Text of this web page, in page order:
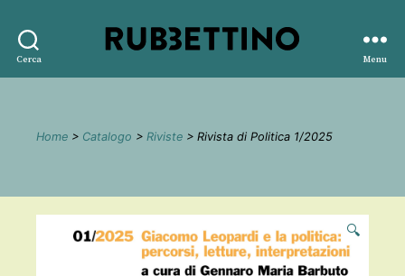
Cerca
editore
Menu
Home > Catalogo > Riviste > Rivista di Politica 1/2025
🔍